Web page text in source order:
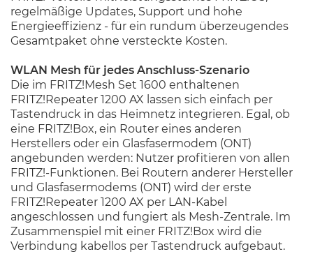
regelmäßige Updates, Support und hohe
Energieeffizienz - für ein rundum überzeugendes
Gesamtpaket ohne versteckte Kosten.
WLAN Mesh für jedes Anschluss-Szenario
Die im FRITZ!Mesh Set 1600 enthaltenen
FRITZ!Repeater 1200 AX lassen sich einfach per
Tastendruck in das Heimnetz integrieren. Egal, ob
eine FRITZ!Box, ein Router eines anderen
Herstellers oder ein Glasfasermodem (ONT)
angebunden werden: Nutzer profitieren von allen
FRITZ!-Funktionen. Bei Routern anderer Hersteller
und Glasfasermodems (ONT) wird der erste
FRITZ!Repeater 1200 AX per LAN-Kabel
angeschlossen und fungiert als Mesh-Zentrale. Im
Zusammenspiel mit einer FRITZ!Box wird die
Verbindung kabellos per Tastendruck aufgebaut.